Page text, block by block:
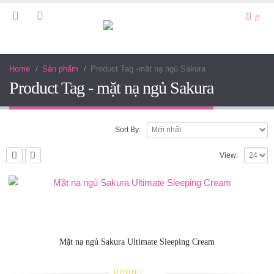
Home Sản phẩm Product Tag -mặt nạ ngủ Sakura
Product Tag - mặt nạ ngủ Sakura
Sort By:
View:
Mặt nạ ngủ Sakura Ultimate Sleeping Cream